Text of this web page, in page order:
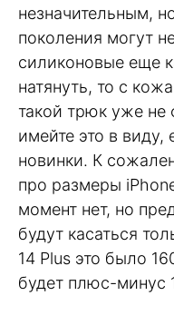
незначительным,
поколения могут
силиконовые еще
натянуть, то с
такой трюк уже не
имейте это в виду,
новинки. К
про размеры
момент нет, но
будут касаться
14 Plus это было
будет плюс-минус